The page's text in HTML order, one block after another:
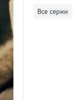
Все серии